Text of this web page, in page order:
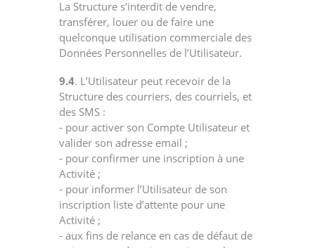
La Structure s’interdit de vendre,
transférer, louer ou de faire une
quelconque utilisation commerciale des
Données Personnelles de l’Utilisateur.
9.4. L’Utilisateur peut recevoir de la
Structure des courriers, des courriels, et
des SMS :
- pour activer son Compte Utilisateur et
valider son adresse email ;
- pour confirmer une inscription à une
Activité ;
- pour informer l’Utilisateur de son
inscription liste d’attente pour une
Activité ;
- aux fins de relance en cas de défaut de